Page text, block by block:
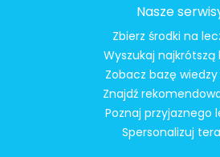
Nasze
Zbierz środki na
Wyszukaj najkrótszą
Zobacz bazę
Znajdź
Poznaj przyjaznego
Spersonalizuj